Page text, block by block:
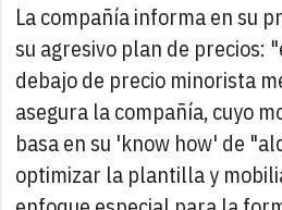
La compañía informa en su
su agresivo plan de precios:
debajo de precio minorista
asegura la compañía, cuyo
basa en su 'know how' de
optimizar la plantilla y